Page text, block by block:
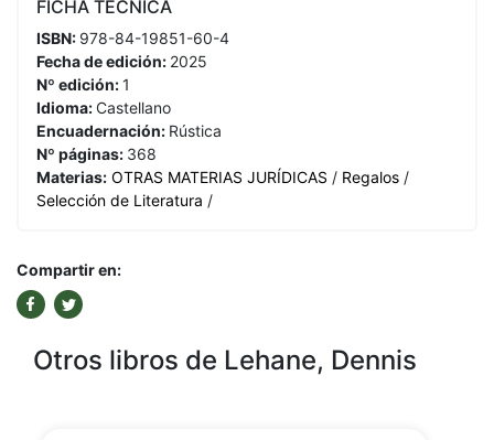
FICHA TÉCNICA
ISBN: 978-84-19851-60-4
Fecha de edición: 2025
Nº edición:1
Idioma:Castellano
Encuadernación: Rústica
Nº páginas: 368
Materias: OTRAS MATERIAS JURÍDICAS / Regalos /
Selección de Literatura /
Compartir en:
Otros libros de Lehane, Dennis